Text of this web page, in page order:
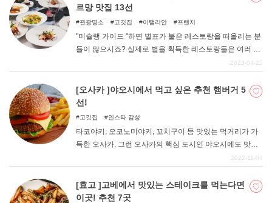
리해 보았다. 식재료와 음료 등이 준비되어 있는 곳, 준비와
뒷정리가 필요 없는 곳, 장비만 대여할 수 있는 곳 등 다양
르망 맛집 13선
관광명소 고깃집 이탤리안 프랜치
"미슐랭 가이드 "하면 별표가 붙은 레스토랑을 떠올리는 분
들이 많으시죠? 실제로 별을 획득한 레스토랑들은 여러 면
에서 높은 기준을 가진 매력적인 가게들입니다. 하지만 어
운 면이 있다. 그래서 추천하는 곳이 바로 "빕굴만 "의 가게
다. 비브굴만이란 "가격 이상의 만족을 얻을 수 있는 요리
"를 의미하며, 양심적인 가격의 가게가 많이 소개되어 있다.
2023-04-25
[오사카 ]야오시에서 먹고 싶은 추천 햄버거 5
선!
고깃집 인스타 감성
타코야키, 오코노미야키, 꼬치구이 등 맛있는 먹거리가 가
득한 오사카. 그런 오사카의 핵심 도시인 야오시에도 맛있
는 가게가 많이 있습니다. 오사카부 나카코우치 지역에 위
서도 쉽게 방문할 수 있는 곳이다. 이번에는 야오시에서 꼭
먹어봐야 할 추천 햄버거 가게 5곳을 소개한다. 맛있는 햄
2022-11-07
[효고 ]고베에서 맛있는 스테이크를 먹는다면
이곳! 추천 7곳